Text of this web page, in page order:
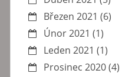
Březen 2021 (6)
Únor 2021 (1)
Leden 2021 (1)
Prosinec 2020(4)